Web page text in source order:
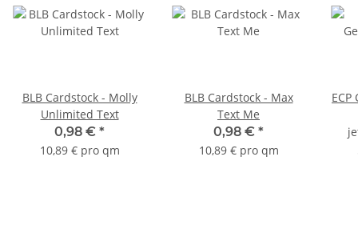
BLB Cardstock - Molly
Unlimited Text
0,98 € *
10,89 € pro qm
BLB Cardstock - Max
Text Me
0,98 € *
10,89 € pro qm